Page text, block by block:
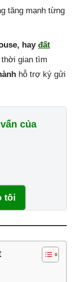
tăng mạnh từng
hay đất
gian tìm
hỗ trợ ký gửi
của
tôi